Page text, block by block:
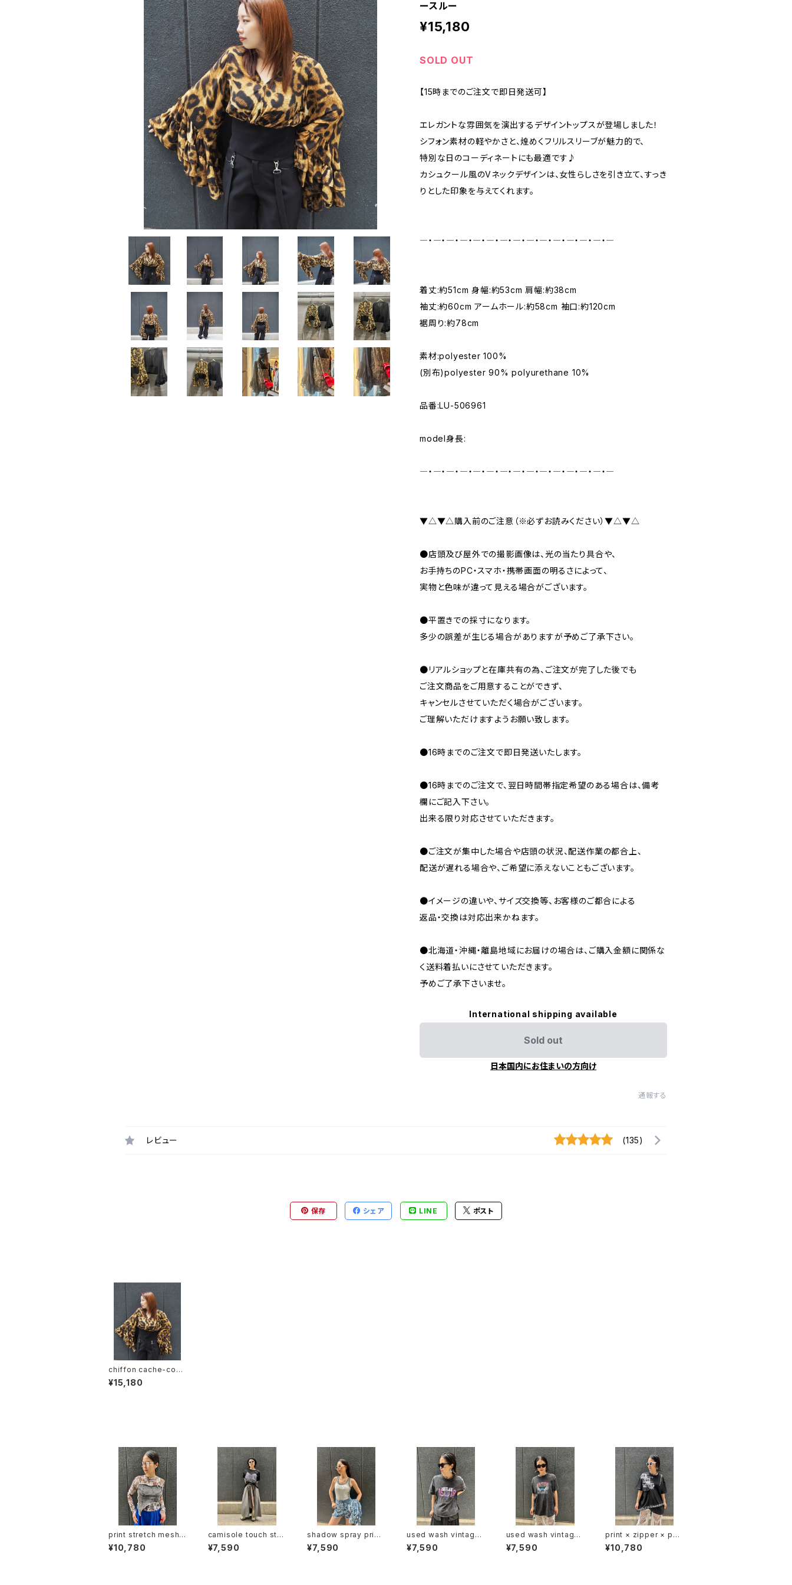
ースルー
¥15,180
SOLD OUT
【15時までのご注文で即日発送可】
エレガントな雰囲気を演出するデザイントップスが登場しました！
シフォン素材の軽やかさと、煌めくフリルスリーブが魅力的で、
特別な日のコーディネートにも最適です♪
カシュクール風のVネックデザインは、女性らしさを引き立て、すっき
りとした印象を与えてくれます。
―・―・―・―・―・―・―・―・―・―・―・―・―・―・―
着丈:約51cm 身幅:約53cm 肩幅:約38cm
袖丈:約60cm アームホール:約58cm 袖口:約120cm
裾周り:約78cm
素材:polyester 100%
(別布)polyester 90% polyurethane 10%
品番:LU-506961
model身長:
―・―・―・―・―・―・―・―・―・―・―・―・―・―・―
▼△▼△購入前のご注意（※必ずお読みください）▼△▼△
●店頭及び屋外での撮影画像は、光の当たり具合や、
お手持ちのPC・スマホ・携帯画面の明るさによって、
実物と色味が違って見える場合がございます。
●平置きでの採寸になります。
多少の誤差が生じる場合がありますが予めご了承下さい。
●リアルショップと在庫共有の為、ご注文が完了した後でも
ご注文商品をご用意することができず、
キャンセルさせていただく場合がございます。
ご理解いただけますようお願い致します。
●16時までのご注文で即日発送いたします。
●16時までのご注文で、翌日時間帯指定希望のある場合は、備考
欄にご記入下さい。
出来る限り対応させていただきます。
●ご注文が集中した場合や店頭の状況、配送作業の都合上、
配送が遅れる場合や、ご希望に添えないこともございます。
●イメージの違いや、サイズ交換等、お客様のご都合による
返品・交換は対応出来かねます。
●北海道・沖縄・離島地域にお届けの場合は、ご購入金額に関係な
く送料着払いにさせていただきます。
予めご了承下さいませ。
International shipping available
Sold out
日本国内にお住まいの方向け
通報する
レビュー (135)
保存 シェア LINE ポスト
chiffon cache-coeu
r V-neck × frill flare
sleeve design tops
¥15,180
print stretch mesh
× denim docking de
sign tops トップス ス
¥10,780
camisole touch sto
ne over size design
T-shirt トップス Tシャ
¥7,590
shadow spray print
tank top トップス タン
クトップ カップ付き シャ
¥7,590
used wash vintage
touch print T-shirt
Tシャツ ヴィンテージ風
¥7,590
used wash vintage
touch print T-shirt
Tシャツ ヴィンテージ風
¥7,590
print × zipper × poc
ket design T-tops
Tシャツ トップス ジッパ
¥10,780